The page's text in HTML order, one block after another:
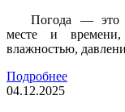
Погода — это
месте и времени,
влажностью,
Подробнее
04.12.2025